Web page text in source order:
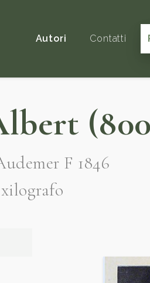
Autori Contatti
F 1846
xilografo